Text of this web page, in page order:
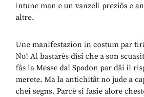
intune man e un vanzeli preziôs e
altre.
Une manifestazion in costum par
No! Al bastarès dîsi che a son
fâs la Messe dal Spadon par dâi il
merete. Ma la antichitât no jude a
chei segns. Parcè si fasie alore